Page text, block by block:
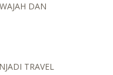
DAN
TRAVEL